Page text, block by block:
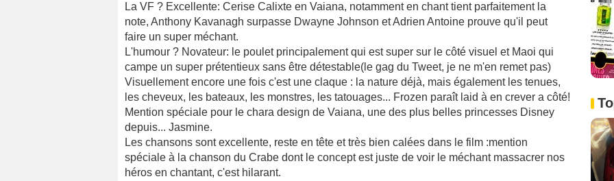
La VF ? Excellente: Cerise Calixte en Vaiana, notamment en chant tient parfaitement la
note, Anthony Kavanagh surpasse Dwayne Johnson et Adrien Antoine prouve qu'il peut
faire un super méchant.
L'humour ? Novateur: le poulet principalement qui est super sur le côté visuel et Maoi qui
campe un super prétentieux sans être détestable(le gag du Tweet, je ne m'en remet pas)
Visuellement encore une fois c'est une claque : la nature déjà, mais également les tenues,
les cheveux, les bateaux, les monstres, les tatouages... Frozen paraît laid à en crever a côté!
Mention spéciale pour le chara design de Vaiana, une des plus belles princesses Disney
depuis... Jasmine.
Les chansons sont excellente, reste en tête et très bien calées dans le film :mention
spéciale à la chanson du Crabe dont le concept est juste de voir le méchant massacrer nos
héros en chantant, c'est hilarant.